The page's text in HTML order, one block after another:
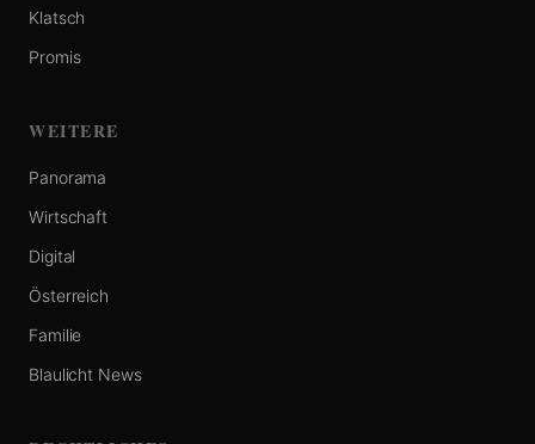
Klatsch
Promis
WEITERE
Panorama
Wirtschaft
Digital
Österreich
Familie
Blaulicht News